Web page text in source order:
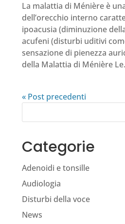
La malattia di Ménière è
dell’orecchio interno
ipoacusia (diminuzione
acufeni (disturbi uditivi
sensazione di pienezza
della Malattia di Ménière
« Post precedenti
Categorie
Adenoidi e tonsille
Audiologia
Disturbi della voce
News